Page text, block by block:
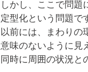
しかし、ここで問
定型化という問題で
以前には、まわりの
意味のないように見
同時に周囲の状況と